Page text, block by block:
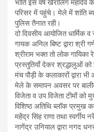
भांति इस वर्ष खैरालिंग महादेव
परिसर में पहुंचे। मेले में शांति
पुलिस तैनात रही।
दो दिवसीय आयोजित धार्मिक
गायक अनिल बिष्ट द्वारा
श्रीराम भक्त तो लोक
प्रस्तुतियाँ देकर श्रद्धालुओं
मंच पौड़ी के कलाकारों द्वारा
मेले के समापन अवसर पर
विजेता व उप विजेता टीमों को
विशिष्ठ अतिथि ब्लॉक प्रमुख
महेंद्र सिंह राणा तथा
नागेंद्र उनियाल द्वारा नगद